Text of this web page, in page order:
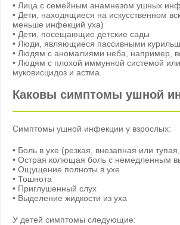
• Лица с семейным анамнезом ушных
• Дети, находящиеся на искусственном
меньше инфекций уха)
• Дети, посещающие детские сады
• Люди, являющиеся пассивными
• Людям с аномалиями неба, например,
• Людям с плохой иммунной системой
муковисцидоз и астма.
Каковы симптомы ушной
Симптомы ушной инфекции у взрослых:
• Боль в ухе (резкая, внезапная или
• Острая колющая боль с немедленным
• Ощущение полноты в ухе
• Тошнота
• Приглушенный слух
• Выделение жидкости из уха
У детей симптомы следующие: